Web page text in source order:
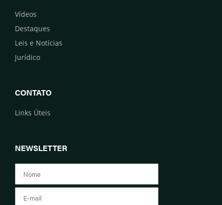
Vídeos
Destaques
Leis e Notícias
Jurídico
CONTATO
Links Úteis
NEWSLETTER